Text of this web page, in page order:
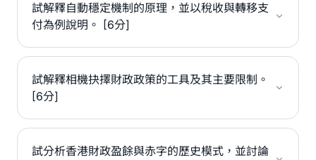
試解釋自動穩定機制的原理，並以稅收與轉移支
付為例說明。 [6分]
試解釋相機抉擇財政政策的工具及其主要限制。
[6分]
試分析香港財政盈餘與赤字的歷史模式，並討論